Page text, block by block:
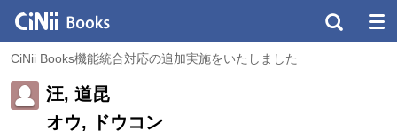
CiNii Books機能統合対応の追加実施をいたしました
汪, 道昆
オウ, ドウコン